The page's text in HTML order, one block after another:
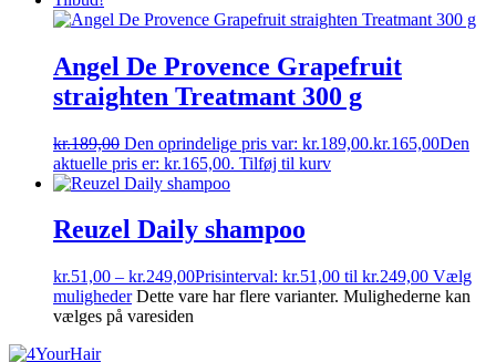
Angel De Provence Grapefruit
straighten Treatmant 300 g
kr.189,00 Den oprindelige pris var: kr.189,00.kr.165,00Den
aktuelle pris er: kr.165,00. Tilføj til kurv
Reuzel Daily shampoo
kr.51,00 – kr.249,00Prisinterval: kr.51,00 til kr.249,00 Vælg
muligheder Dette vare har flere varianter. Mulighederne kan
vælges på varesiden